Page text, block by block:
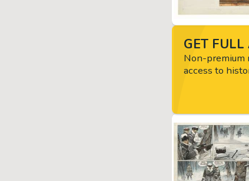
GET FULL
Non-premium
access to